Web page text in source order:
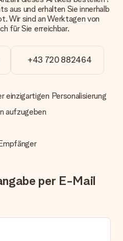
bezahlen?
an: Vorauskasse
Paypal,
sich die Lieferzeit des
Erwartungen nicht
deine Erwartungen nicht
Kundenservice zu
ein passender
Bestellung mitverschickt?
Rechnung und/oder
deiner Bestellung erhältst du
Du kannst das
liefern lassen und es
aus und erhalten Sie innerhalb
Wir sind an Werktagen von
für Sie erreichbar.
+43 720 882464
einzigartigen Personalisierung
aufzugeben
per E-Mail